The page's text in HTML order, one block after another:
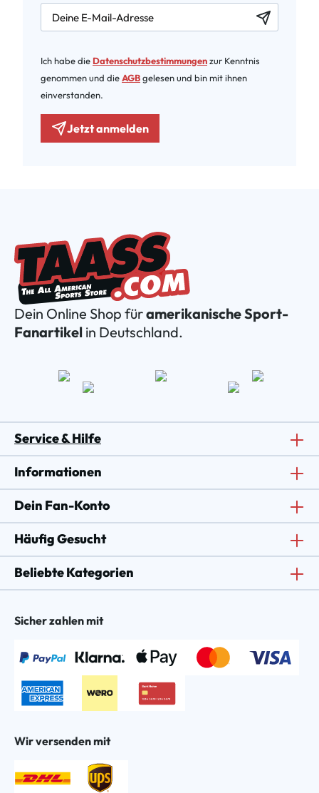
newsletter.labelEmail
Ich habe die Datenschutzbestimmungenzur Kenntnis
genommen und dieAGBgelesen und bin mit ihnen
einverstanden.
Jetzt anmelden
Dein Online Shop füramerikanische Sport-
Fanartikel in Deutschland.
Service & Hilfe
Informationen
Dein Fan-Konto
Häufig Gesucht
Beliebte Kategorien
Sicher zahlen mit
Wir versenden mit